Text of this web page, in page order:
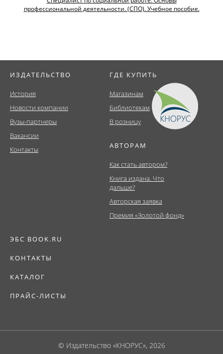
профессиональной деятельности. (СПО). Учебное пособие.
ИЗДАТЕЛЬСТВО
История
Новости компании
Вузы-партнеры
Вакансии
Контакты
ГДЕ КУПИТЬ
Магазинам
Библиотекам
В розницу
АВТОРАМ
Как стать автором?
Книга издана. Что
дальше?
Авторская заявка
Премия «Золотой фонд»
ЭБС BOOK.RU
КОНТАКТЫ
КАТАЛОГ
ПРАЙС-ЛИСТЫ
© Издательство «КНОРУС», 2026